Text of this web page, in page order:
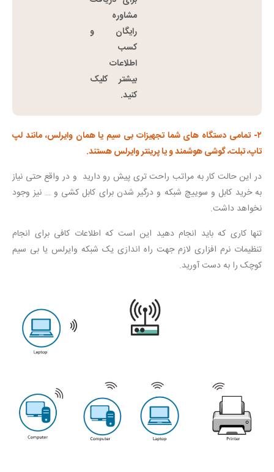
مشاوره
رایگان و
کسب
اطلاعات
بیشتر کلیک
کنید.
۲- تمامی دستگاه های شما تجهیزات بی سیم یا همان وایرلس، مانند لپ
تاپ، تبلت، گوشی هوشمند و یا پرینتر وایرلس هستند.
در این حالت کار به مراتب راحت تری پیش رو دارید و در واقع حتی نیاز
به خرید کابل و سوییچ شبکه و درگیر شدن برای کابل کشی و … نیز وجود
نخواهد داشت.
تنها کاری که باید انجام دهید این است که اطلاعات کافی برای انجام
تنظیمات نرم افزاری لازم جهت راه اندازی یک شبکه وایرلس یا بی سیم
کوچک را به دست آورید.